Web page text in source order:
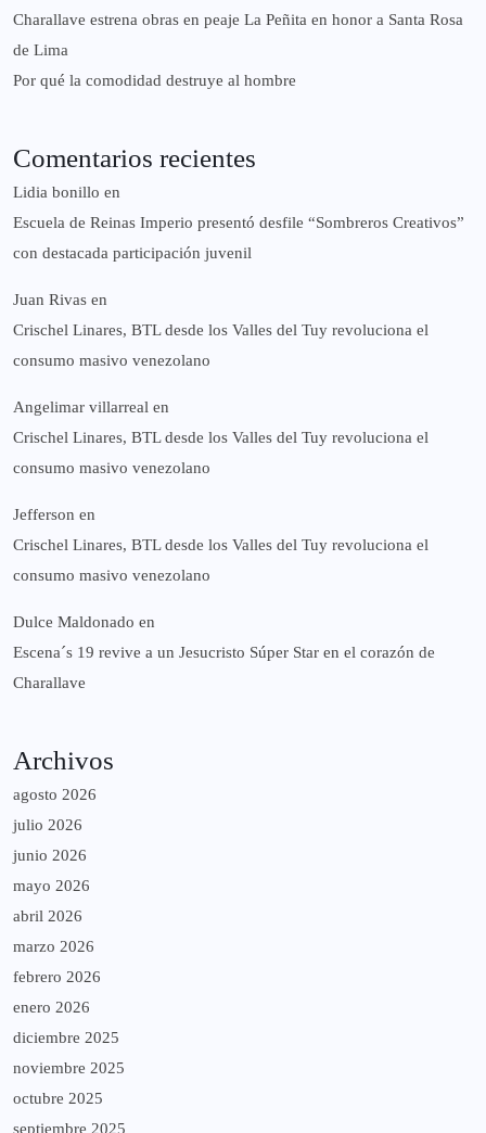
Charallave estrena obras en peaje La Peñita en honor a Santa Rosa
de Lima
Por qué la comodidad destruye al hombre
Comentarios recientes
Lidia bonillo en
Escuela de Reinas Imperio presentó desfile “Sombreros Creativos”
con destacada participación juvenil
Juan Rivas en
Crischel Linares, BTL desde los Valles del Tuy revoluciona el
consumo masivo venezolano
Angelimar villarreal en
Crischel Linares, BTL desde los Valles del Tuy revoluciona el
consumo masivo venezolano
Jefferson en
Crischel Linares, BTL desde los Valles del Tuy revoluciona el
consumo masivo venezolano
Dulce Maldonado en
Escena´s 19 revive a un Jesucristo Súper Star en el corazón de
Charallave
Archivos
agosto 2026
julio 2026
junio 2026
mayo 2026
abril 2026
marzo 2026
febrero 2026
enero 2026
diciembre 2025
noviembre 2025
octubre 2025
septiembre 2025